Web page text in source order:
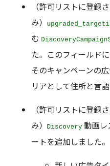
（許可リストに登録
み）
む
た。このフィールドに
そのキャンペーンの
リアとして住所と言
（許可リストに登録
み）
Discovery 動画レ
ートを追加しました。